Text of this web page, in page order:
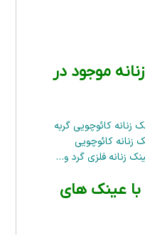
موجود در
زنانه کائوچویی گربه
زنانه کائوچویی
زنانه فلزی گرد و…
عینک های